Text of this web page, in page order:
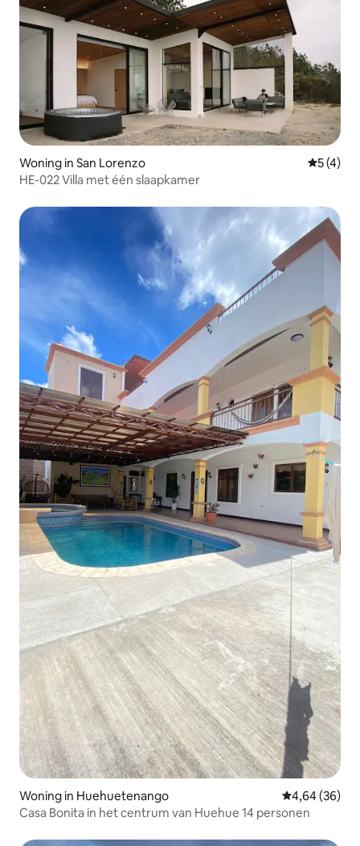
Woning in San Lorenzo
5 (4)
HE-022 Villa met één slaapkamer
Woning in Huehuetenango Gemiddelde
4,64 (36)
Casa Bonita in het centrum van Huehue 14 personen